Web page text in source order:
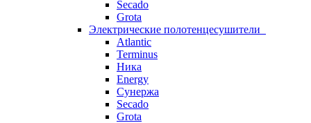
Secado
Grota
Электрические полотенцесушители
Atlantic
Terminus
Ника
Energy
Сунержа
Secado
Grota